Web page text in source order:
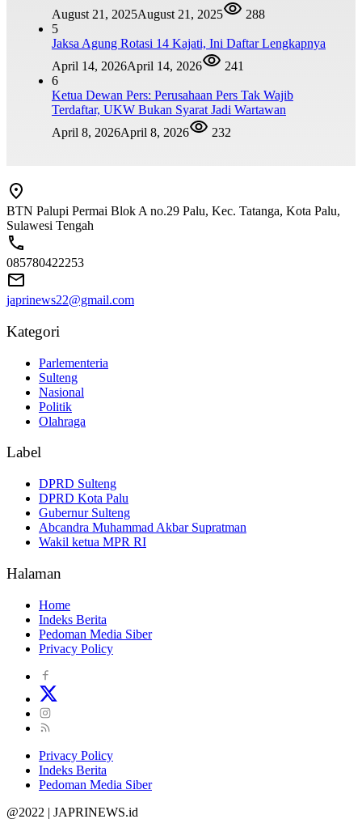
August 21, 2025August 21, 2025
288
5
Jaksa Agung Rotasi 14 Kajati, Ini Daftar Lengkapnya
April 14, 2026April 14, 2026
241
6
Ketua Dewan Pers: Perusahaan Pers Tak Wajib
Terdaftar, UKW Bukan Syarat Jadi Wartawan
April 8, 2026April 8, 2026 232
BTN Palupi Permai Blok A no.29 Palu, Kec. Tatanga, Kota Palu,
Sulawesi Tengah
085780422253
japrinews22@gmail.com
Kategori
Parlementeria
Sulteng
Nasional
Politik
Olahraga
Label
DPRD Sulteng
DPRD Kota Palu
Gubernur Sulteng
Abcandra Muhammad Akbar Supratman
Wakil ketua MPR RI
Halaman
Home
Indeks Berita
Pedoman Media Siber
Privacy Policy
Privacy Policy
Indeks Berita
Pedoman Media Siber
@2022 | JAPRINEWS.id